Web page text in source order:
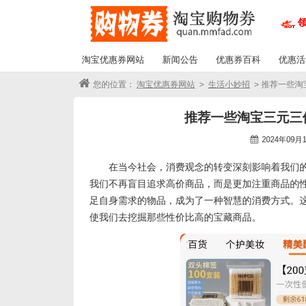
淘宝优惠券网站 新闻公告 优惠券百科 优惠
您的位置： 淘宝优惠券网站 > 生活小妙招 > 推荐一些淘
推荐一些淘宝三元
2024年09月
在当今社会，消费观念的转变深刻影响着我们
我们不再盲目追求高价商品，而是更加注重商品
足自身需求的物品，成为了一种智慧的消费方式
使我们去挖掘那些性价比高的宝藏商品。